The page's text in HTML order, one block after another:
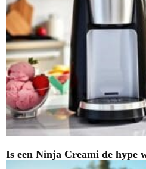
Is een Ninja Creami de hype